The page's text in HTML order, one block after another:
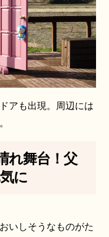
アも出現。周辺には
れ舞台！父
に
いしそうなものがた